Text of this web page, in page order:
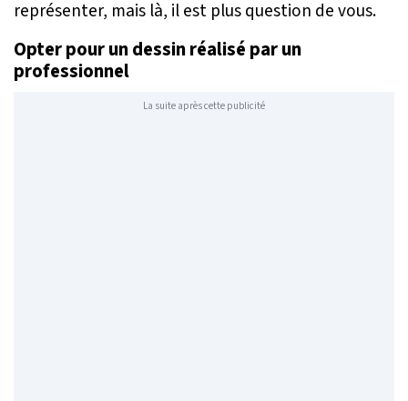
représenter, mais là, il est plus question de vous.
Opter pour un dessin réalisé par un
professionnel
La suite après cette publicité